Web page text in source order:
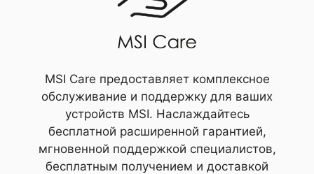
MSI Care предоставляет комплексное
обслуживание и поддержку для ваших
устройств MSI. Наслаждайтесь
бесплатной расширенной гарантией,
мгновенной поддержкой специалистов,
бесплатным получением и доставкой